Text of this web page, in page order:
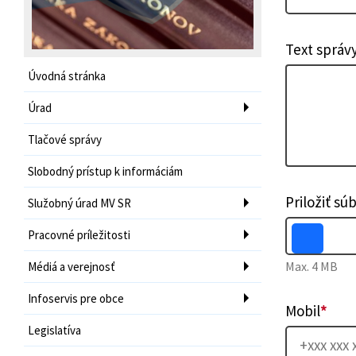
Úvodná stránka
Úrad
Tlačové správy
Slobodný prístup k informáciám
Služobný úrad MV SR
Pracovné príležitosti
Médiá a verejnosť
Infoservis pre obce
Legislatíva
Text
Priložiť
Max. 4 MB
Mobil*